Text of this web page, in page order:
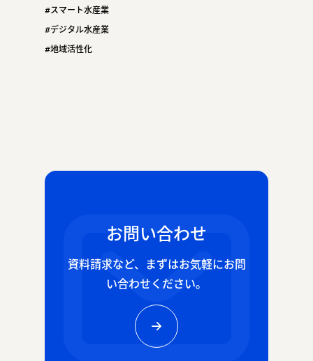
端に行く？！ スマー
ト水産業？！
#スマート水産業
#デジタル水産業
#地域活性化
お問い合わせ
資料請求など、 まずはお気軽にお問
い合わせください。